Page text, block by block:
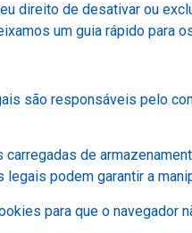
direito de desativar ou
um guia rápido para
são responsáveis ​​pelo
de
podem garantir a
para que o navegador